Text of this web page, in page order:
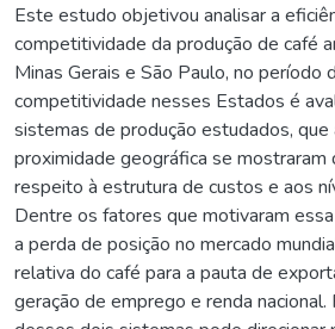
Este estudo objetivou analisar a
competitividade da produção de café
Minas Gerais e São Paulo, no
competitividade nesses Estados é
sistemas de produção estudados, que
proximidade geográfica se mostraram
respeito à estrutura de custos e aos
Dentre os fatores que motivaram
a perda de posição no mercado
relativa do café para a pauta de
geração de emprego e renda